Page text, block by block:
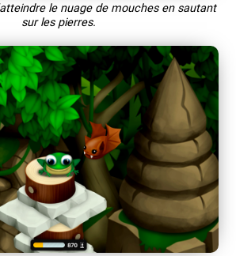
le nuage de mouches en sautant
sur les pierres.